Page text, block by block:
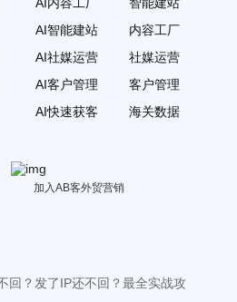
AI智能建站
AI社媒运营
AI客户管理
AI快速获客
内容工厂
社媒运营
客户管理
海关数据
加入AB客外贸营销
回？发了IP还不回？最全实战攻